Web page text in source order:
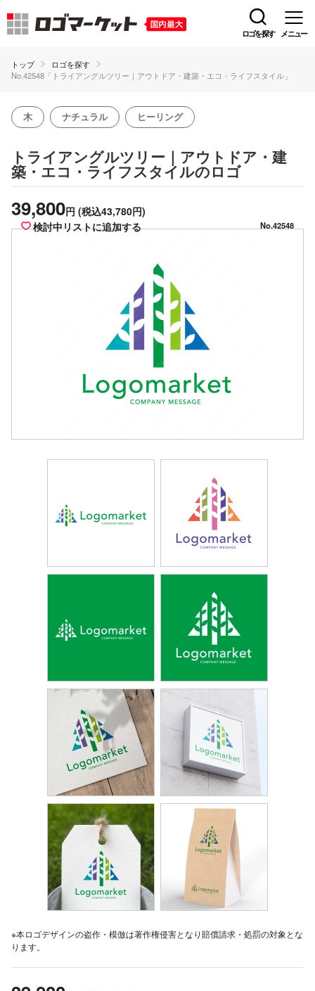
ロゴを探す メニュー
トップ
ロゴを探す
No.42548「トライアングルツリー｜アウトドア・建築・エコ・ライフスタイル」
木 ナチュラル ヒーリング
トライアングルツリー｜アウトドア・建
築・エコ・ライフスタイルのロゴ
39,800円 (税込43,780円)
検討中リストに追加する
No.42548
※本ロゴデザインの盗作・模倣は著作権侵害となり賠償請求・処罰の対象とな
ります。